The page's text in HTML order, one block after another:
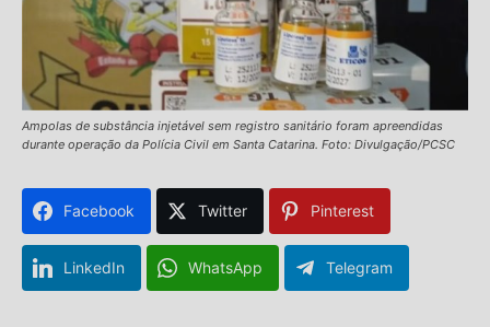
Ampolas de substância injetável sem registro sanitário foram apreendidas
durante operação da Polícia Civil em Santa Catarina. Foto: Divulgação/PCSC
Facebook Twitter Pinterest
LinkedIn WhatsApp Telegram